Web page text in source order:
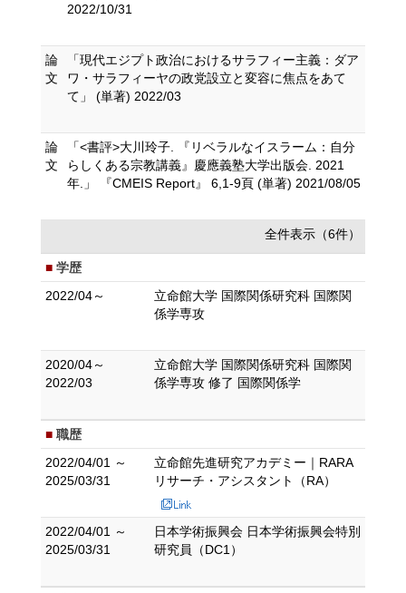
2022/10/31
論
文
「現代エジプト政治におけるサラフィー主義：ダア
ワ・サラフィーヤの政党設⽴と変容に焦点をあて
て」 (単著) 2022/03
論
文
「<書評>大川玲子. 『リベラルなイスラーム：自分
らしくある宗教講義』慶應義塾大学出版会. 2021
年.」 『CMEIS Report』 6,1-9頁 (単著) 2021/08/05
全件表示（6件）
学歴
2022/04～
立命館大学 国際関係研究科 国際関
係学専攻
2020/04～
2022/03
立命館大学 国際関係研究科 国際関
係学専攻 修了 国際関係学
職歴
2022/04/01 ～
2025/03/31
立命館先進研究アカデミー｜RARA
リサーチ・アシスタント（RA）
2022/04/01 ～
2025/03/31
日本学術振興会 日本学術振興会特別
研究員（DC1）